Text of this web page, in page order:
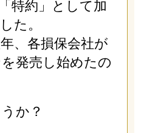
特約」として加
た。
、各損保会社が
発売し始めたの
か？